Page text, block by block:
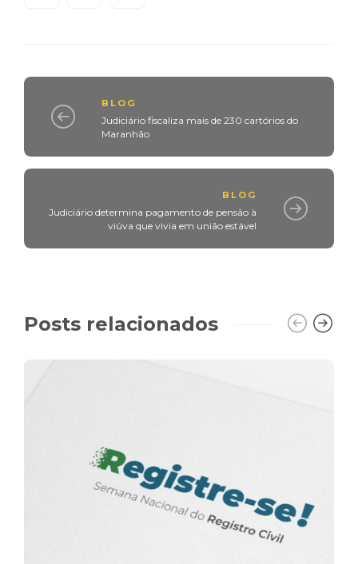
BLOG
Judiciário fiscaliza mais de 230 cartórios do
Maranhão
BLOG
Judiciário determina pagamento de pensão à
viúva que vivia em união estável
Posts relacionados